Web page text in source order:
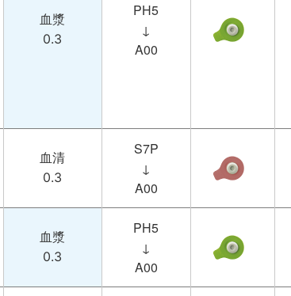
血漿
0.3
PH5
↓
A00
血清
0.3
S7P
↓
A00
血漿
0.3
PH5
↓
A00